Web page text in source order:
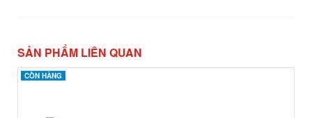
SẢN PHẨM LIÊN QUAN
CÒN HÀNG
CÒN HÀNG